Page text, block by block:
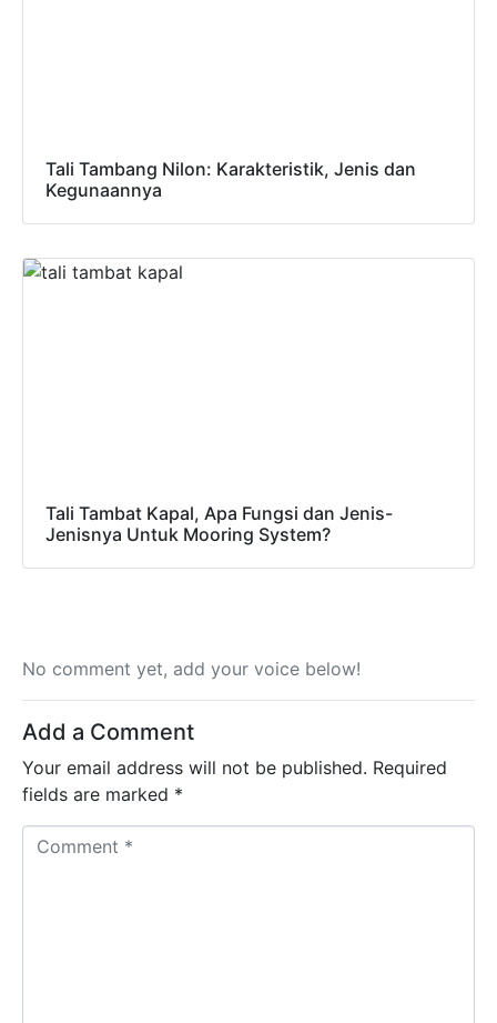
Tali Tambang Nilon: Karakteristik, Jenis dan
Kegunaannya
Tali Tambat Kapal, Apa Fungsi dan Jenis-
Jenisnya Untuk Mooring System?
No comment yet, add your voice below!
Add a Comment
Your email address will not be published. Required
fields are marked *